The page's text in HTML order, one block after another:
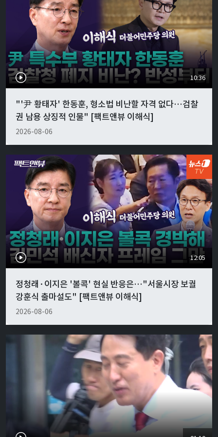
10:36
"'尹 황태자' 한동훈, 형소법 비난할 자격 없다…검찰
권 남용 상징적 인물" [팩트앤뷰 이해식]
2026-08-06
12:05
정청래·이지은 '볼콕' 현실 반응은…"서울시장 보궐
강훈식 출마설도" [팩트앤뷰 이해식]
2026-08-06